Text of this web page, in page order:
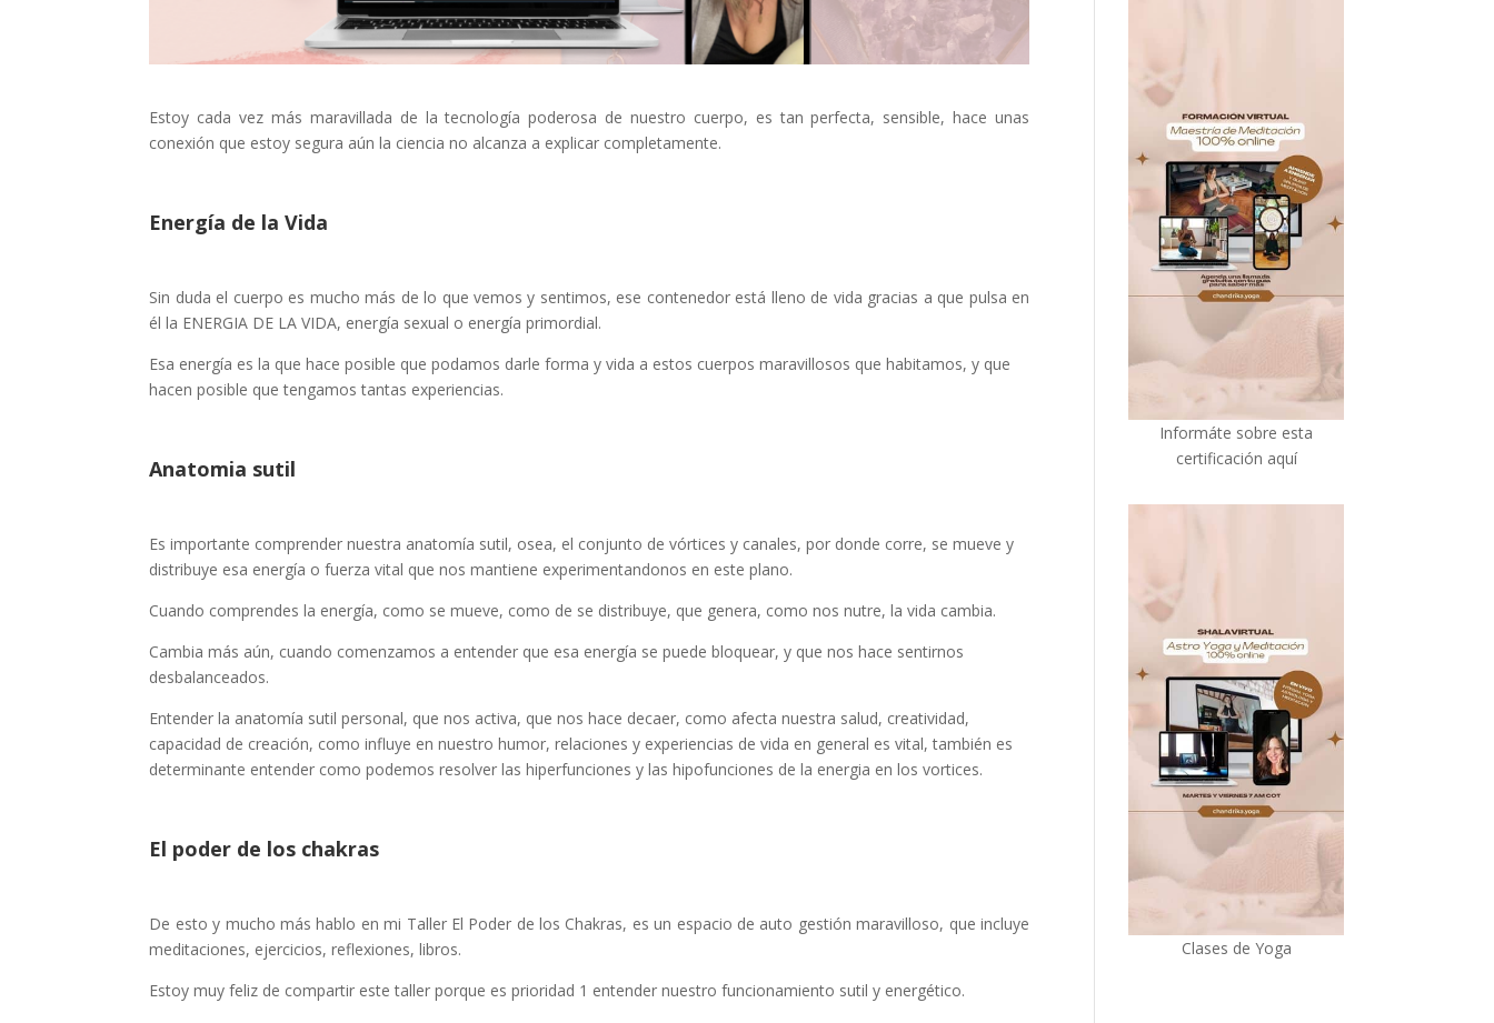
Estoy cada vez más maravillada de la tecnología poderosa de nuestro cuerpo, es tan perfecta, sensible, hace unas
conexión que estoy segura aún la ciencia no alcanza a explicar completamente.
Energía de la Vida
Sin duda el cuerpo es mucho más de lo que vemos y sentimos, ese contenedor está lleno de vida gracias a que pulsa en
él la ENERGIA DE LA VIDA, energía sexual o energía primordial.
Esa energía es la que hace posible que podamos darle forma y vida a estos cuerpos maravillosos que habitamos, y que
hacen posible que tengamos tantas experiencias.
Anatomia sutil
Es importante comprender nuestra anatomía sutil, osea, el conjunto de vórtices y canales, por donde corre, se mueve y
distribuye esa energía o fuerza vital que nos mantiene experimentandonos en este plano.
Cuando comprendes la energía, como se mueve, como de se distribuye, que genera, como nos nutre, la vida cambia.
Cambia más aún, cuando comenzamos a entender que esa energía se puede bloquear, y que nos hace sentirnos
desbalanceados.
Entender la anatomía sutil personal, que nos activa, que nos hace decaer, como afecta nuestra salud, creatividad,
capacidad de creación, como influye en nuestro humor, relaciones y experiencias de vida en general es vital, también es
determinante entender como podemos resolver las hiperfunciones y las hipofunciones de la energia en los vortices.
El poder de los chakras
De esto y mucho más hablo en mi Taller El Poder de los Chakras, es un espacio de auto gestión maravilloso, que incluye
meditaciones, ejercicios, reflexiones, libros.
Estoy muy feliz de compartir este taller porque es prioridad 1 entender nuestro funcionamiento sutil y energético.
Informáte sobre esta
certificación aquí
Clases de Yoga